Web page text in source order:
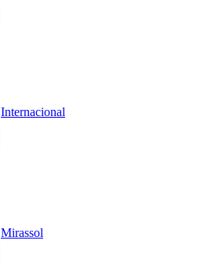
Internacional
Mirassol